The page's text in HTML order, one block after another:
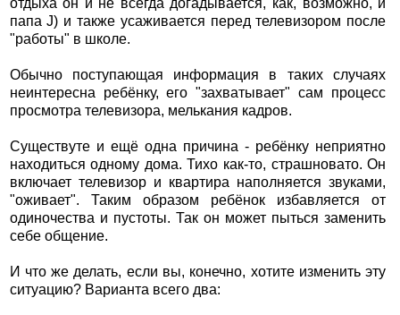
отдыха он и не всегда догадывается, как, возможно, и
папа J) и также усаживается перед телевизором после
"работы" в школе.
Обычно поступающая информация в таких случаях
неинтересна ребёнку, его "захватывает" сам процесс
просмотра телевизора, мелькания кадров.
Существуте и ещё одна причина - ребёнку неприятно
находиться одному дома. Тихо как-то, страшновато. Он
включает телевизор и квартира наполняется звуками,
"оживает". Таким образом ребёнок избавляется от
одиночества и пустоты. Так он может пыться заменить
себе общение.
И что же делать, если вы, конечно, хотите изменить эту
ситуацию? Варианта всего два: